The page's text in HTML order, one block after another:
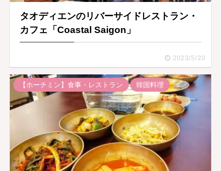
タオディエンのリバーサイドレストラン・
カフェ「Coastal Saigon」
2023/5/20
【ホーチミン】食事・レストラン 韓国料理